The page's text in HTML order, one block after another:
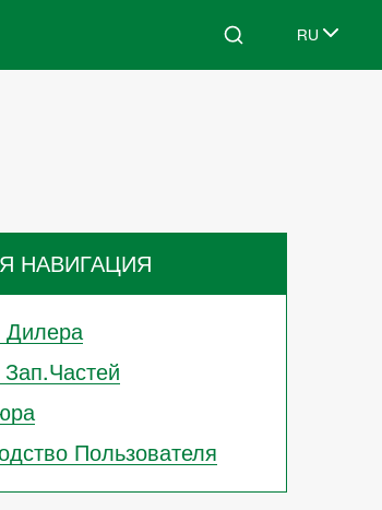
Search RU
Select
НАВИГАЦИЯ
Дилера
Пользователя